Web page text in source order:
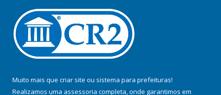
Muito mais que criar site ou sistema para prefeituras!
Realizamos uma assessoria completa, onde garantimos em